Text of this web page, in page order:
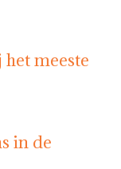
meeste
in de